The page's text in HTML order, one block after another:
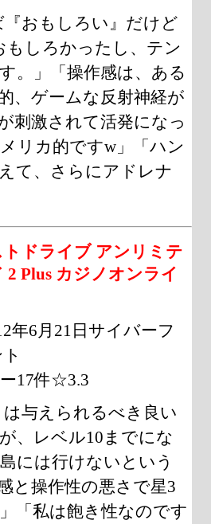
『おもしろい』だけど
もしろかったし、テン
。」「操作感は、ある
、ゲームな反射神経が
刺激されて活発になっ
リカ的ですw」「ハン
て、さらにアドレナ
トドライブ アンリミテ
2 Plus カジノオンライ
年6月21日サイバーフ
17件☆3.3
は与えられるべき良い
、レベル10までにな
には行けないという
と操作性の悪さで星3
「私は飽き性なのです